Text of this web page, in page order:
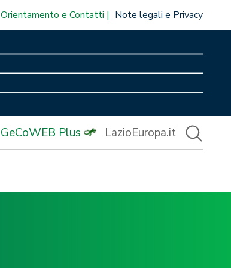
Orientamento e Contatti Note legali e Privacy
GeCoWEB Plus LazioEuropa.it